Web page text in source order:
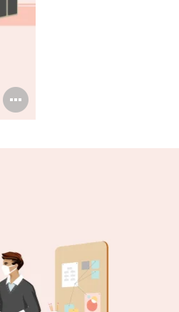
打
开
图
提
示
框